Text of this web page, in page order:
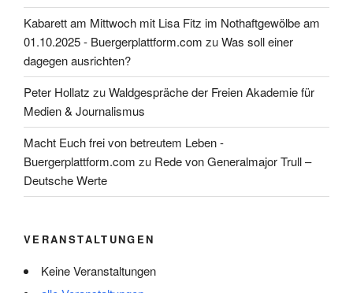
Kabarett am Mittwoch mit Lisa Fitz im Nothaftgewölbe am
01.10.2025 - Buergerplattform.com zuWas soll einer
dagegen ausrichten?
Peter Hollatz zuWaldgespräche der Freien Akademie für
Medien & Journalismus
Macht Euch frei von betreutem Leben -
Buergerplattform.com zu Rede von Generalmajor Trull –
Deutsche Werte
VERANSTALTUNGEN
Keine Veranstaltungen